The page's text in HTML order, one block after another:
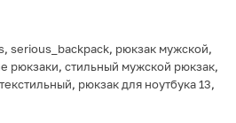
, serious_backpack, рюкзак мужской,
рюкзаки, стильный мужской рюкзак,
, рюкзак для ноутбука 13,